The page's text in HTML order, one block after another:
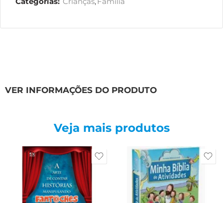
VER INFORMAÇÕES DO PRODUTO
Veja mais produtos